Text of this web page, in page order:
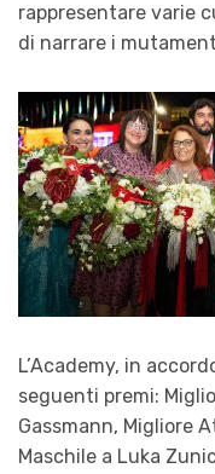
rappresentare varie
di narrare i
L’Academy, in
seguenti premi:
Gassmann, Migliore
Maschile a Luka